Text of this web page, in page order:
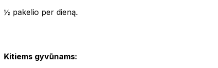
½ pakelio per dieną.
Kitiems gyvūnams: